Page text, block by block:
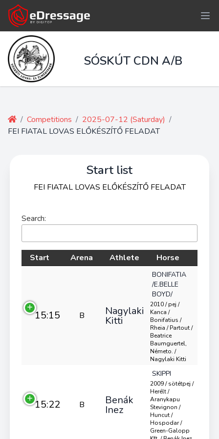
SÓSKÚT CDN A/B
/ Competitions / 2025-07-12 (Saturday) /
FEI FIATAL LOVAS ELŐKÉSZÍTŐ FELADAT
Start list
FEI FIATAL LOVAS ELŐKÉSZÍTŐ FELADAT
Search:
Start Arena Athlete Horse
15:15 B Nagylaki
Kitti
BONIFATIA
/E.BELLE
BOYD/
2010 / pej /
Kanca /
Bonifatius /
Rheia / Partout /
Beatrice
Baumguertel,
Németo. /
Nagylaki Kitti
15:22 B Benák
Inez
SKIPPI
2009 / sötétpej /
Herélt /
Aranykapu
Stevignon /
Huncut /
Hospodar /
Green-Galopp